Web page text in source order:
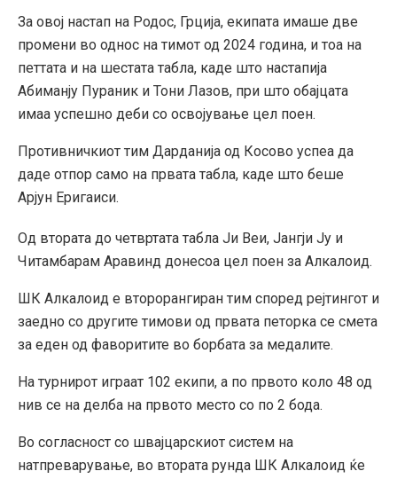
За овој настап на Родос, Грција, екипата имаше две
промени во однос на тимот од 2024 година, и тоа на
петтата и на шестата табла, каде што настапија
Абиманју Пураник и Тони Лазов, при што обајцата
имаа успешно деби со освојување цел поен.
Противничкиот тим Дарданија од Косово успеа да
даде отпор само на првата табла, каде што беше
Арјун Еригаиси.
Од втората до четвртата табла Ји Веи, Јангји Ју и
Читамбарам Аравинд донесоа цел поен за Алкалоид.
ШК Алкалоид е второрангиран тим според рејтингот и
заедно со другите тимови од првата петорка се смета
за еден од фаворитите во борбата за медалите.
На турнирот играат 102 екипи, а по првото коло 48 од
нив се на делба на првото место со по 2 бода.
Во согласност со швајцарскиот систем на
натпреварување, во втората рунда ШК Алкалоид ќе